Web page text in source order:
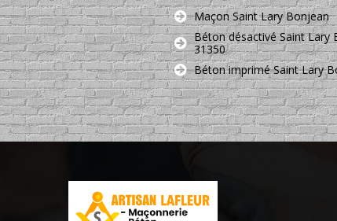
Maçon Saint Lary Bonjean
Béton désactivé Saint Lary
31350
Béton imprimé Saint Lary